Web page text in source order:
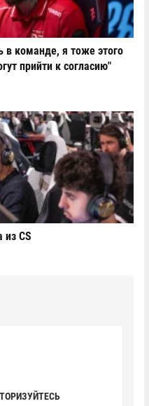
в команде, я тоже этого
прийти к согласию"
из CS